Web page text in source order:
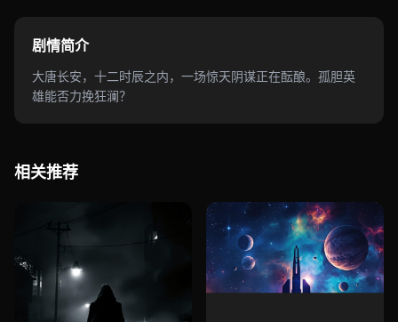
剧情简介
大唐长安，十二时辰之内，一场惊天阴谋正在酝酿。孤胆英
雄能否力挽狂澜？
相关推荐